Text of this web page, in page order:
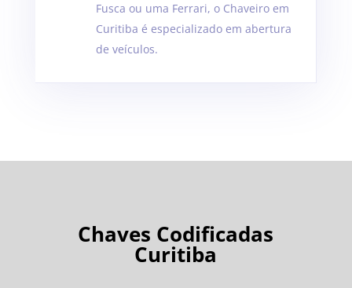
Fusca ou uma Ferrari, o Chaveiro em
Curitiba é especializado em abertura
de veículos.
Chaves Codificadas
Curitiba